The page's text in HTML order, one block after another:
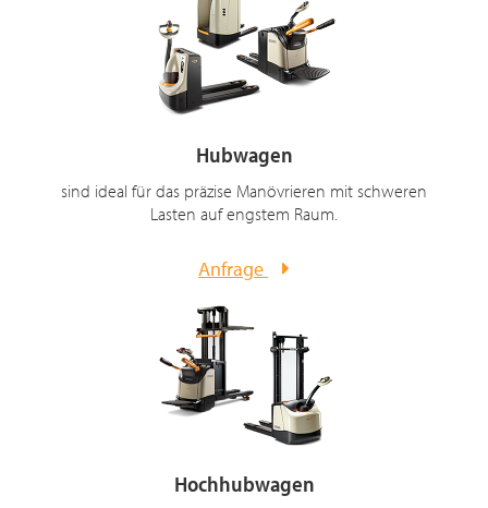
Hubwagen
sind ideal für das präzise Manövrieren mit schweren
Lasten auf engstem Raum.
Anfrage
Hochhubwagen